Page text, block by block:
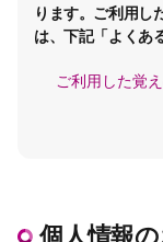
ります。ご利用し
は、下記「よくあ
ご利用した覚
個人情報